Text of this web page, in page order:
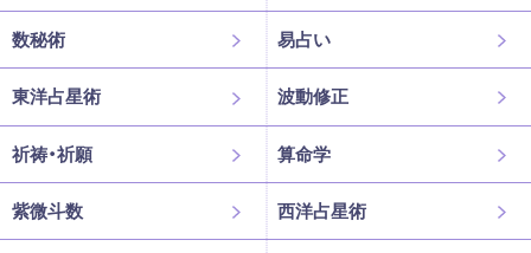
数秘術 易占い
東洋占星術 波動修正
祈祷・祈願 算命学
紫微斗数 西洋占星術